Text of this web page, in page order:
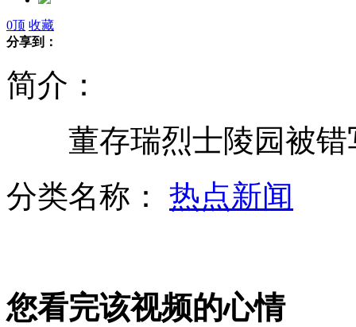
老年痴呆症典型表现:爱捡破烂
烈士陵园被错写为烈土 5年未改
全美最富12人齐聚拍封面照
男子开车打瞌睡以为撞人见警察认罪
山西运城恶犬咬伤多人 警民合力深夜将其击毙
0顶 收藏
分享到：
简介：
董存瑞烈士陵园被错
分类名称： 热点新闻
您看完该视频的心情